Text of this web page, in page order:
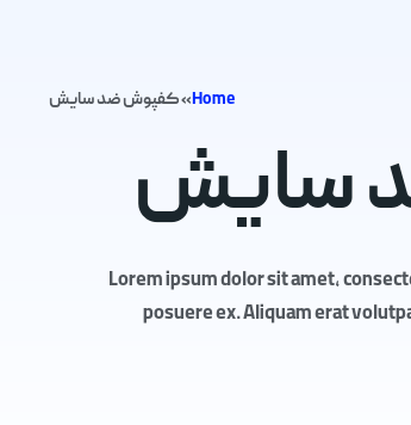
Home
»کفپوش ضد سایش
Lorem ipsum dolor sit amet,
posuere ex. Aliquam erat